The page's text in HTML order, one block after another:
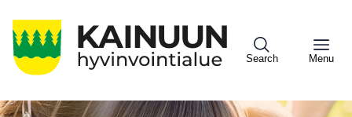
pääsisältöön
Search Menu